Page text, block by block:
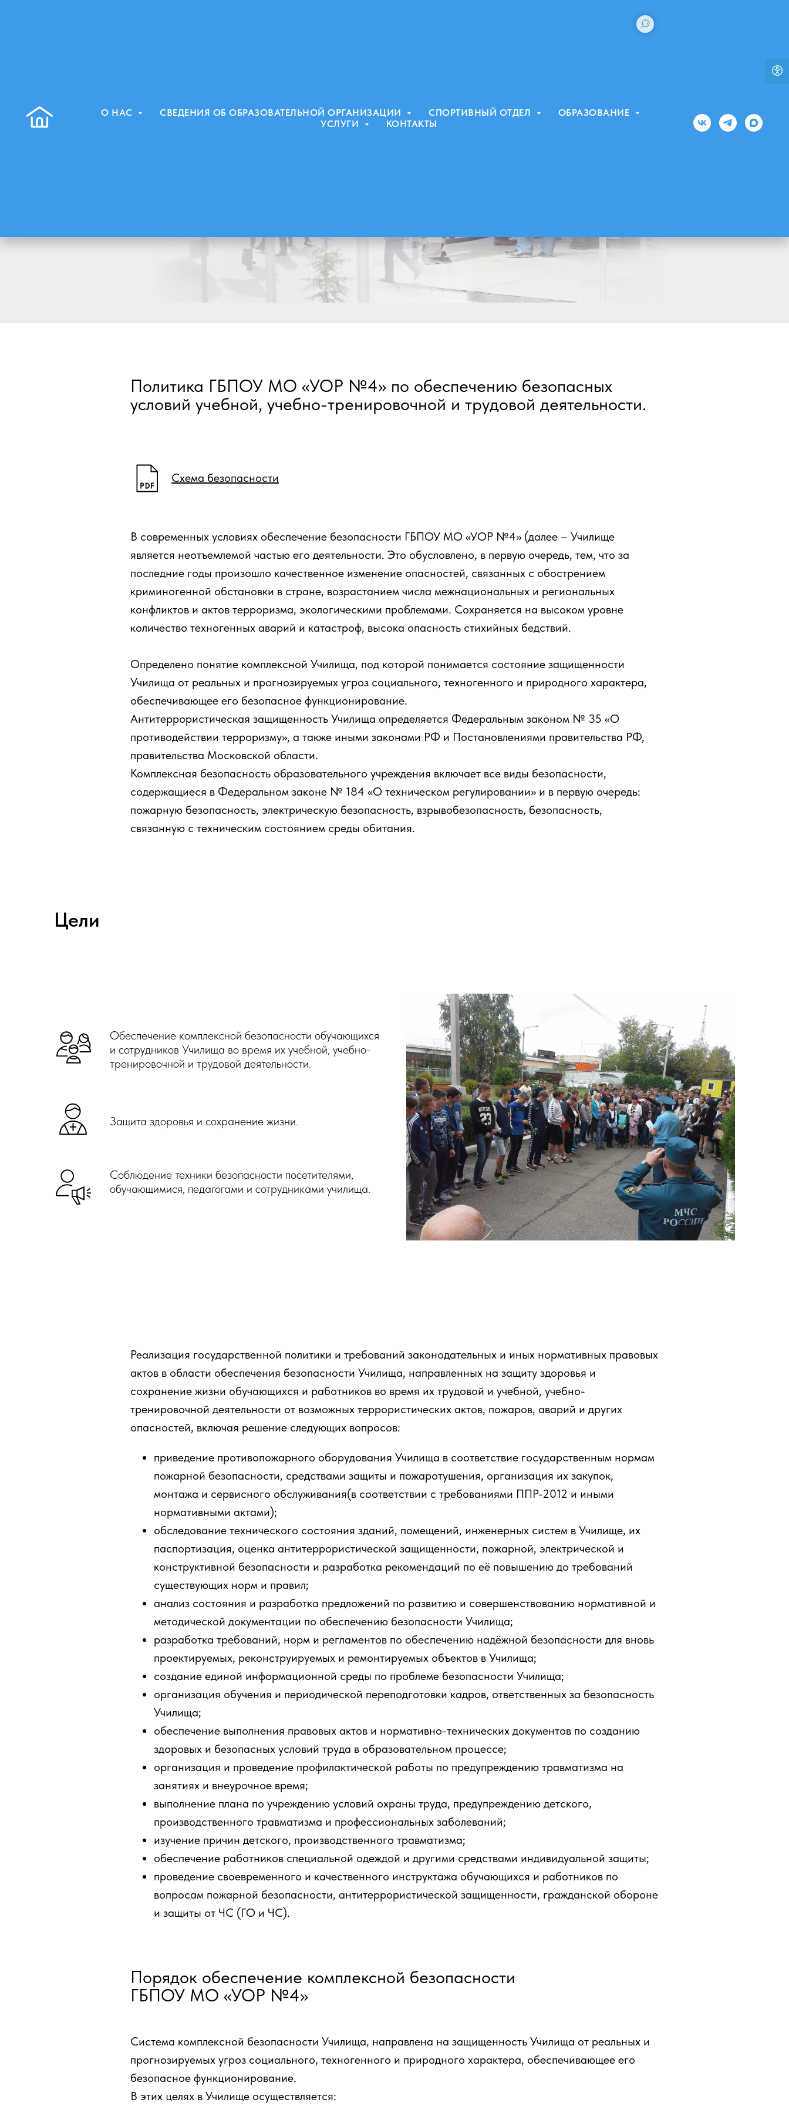
О НАС СВЕДЕНИЯ ОБ ОБРАЗОВАТЕЛЬНОЙ ОРГАНИЗАЦИИ СПОРТИВНЫЙ ОТДЕЛ
ОБРАЗОВАНИЕ
УСЛУГИ
КОНТАКТЫ
Политика
Схема безопасности
Политика ГБПОУ МО «УОР №4» по обеспечению безопасных
условий учебной, учебно-тренировочной и трудовой деятельности.
В современных условиях обеспечение безопасности ГБПОУ МО «УОР №4» (далее – Училище
является неотъемлемой частью его деятельности. Это обусловлено, в первую очередь, тем, что за
последние годы произошло качественное изменение опасностей, связанных с обострением
криминогенной обстановки в стране, возрастанием числа межнациональных и региональных
конфликтов и актов терроризма, экологическими проблемами. Сохраняется на высоком уровне
количество техногенных аварий и катастроф, высока опасность стихийных бедствий.
Определено понятие комплексной Училища, под которой понимается состояние защищенности
Училища от реальных и прогнозируемых угроз социального, техногенного и природного характера,
обеспечивающее его безопасное функционирование.
Антитеррористическая защищенность Училища определяется Федеральным законом № 35 «О
противодействии терроризму», а также иными законами РФ и Постановлениями правительства РФ,
правительства Московской области.
Комплексная безопасность образовательного учреждения включает все виды безопасности,
содержащиеся в Федеральном законе № 184 «О техническом регулировании» и в первую очередь:
пожарную безопасность, электрическую безопасность, взрывобезопасность, безопасность,
связанную с техническим состоянием среды обитания.
Цели
Обеспечение комплексной безопасности обучающихся
и сотрудников Училища во время их учебной, учебно-
тренировочной и трудовой деятельности.
Защита здоровья и сохранение жизни.
Соблюдение техники безопасности посетителями,
обучающимися, педагогами и сотрудниками училища.
Порядок обеспечение комплексной безопасности
ГБПОУ МО «УОР №4»
Реализация государственной политики и требований законодательных и иных нормативных правовых
актов в области обеспечения безопасности Училища, направленных на защиту здоровья и
сохранение жизни обучающихся и работников во время их трудовой и учебной, учебно-
тренировочной деятельности от возможных террористических актов, пожаров, аварий и других
опасностей, включая решение следующих вопросов:
приведение противопожарного оборудования Училища в соответствие государственным нормам
пожарной безопасности, средствами защиты и пожаротушения, организация их закупок,
монтажа и сервисного обслуживания(в соответствии с требованиями ППР-2012 и иными
нормативными актами);
обследование технического состояния зданий, помещений, инженерных систем в Училище, их
паспортизация, оценка антитеррористической защищенности, пожарной, электрической и
конструктивной безопасности и разработка рекомендаций по её повышению до требований
существующих норм и правил;
анализ состояния и разработка предложений по развитию и совершенствованию нормативной и
методической документации по обеспечению безопасности Училища;
разработка требований, норм и регламентов по обеспечению надёжной безопасности для вновь
проектируемых, реконструируемых и ремонтируемых объектов в Училища;
создание единой информационной среды по проблеме безопасности Училища;
организация обучения и периодической переподготовки кадров, ответственных за безопасность
Училища;
обеспечение выполнения правовых актов и нормативно-технических документов по созданию
здоровых и безопасных условий труда в образовательном процессе;
организация и проведение профилактической работы по предупреждению травматизма на
занятиях и внеурочное время;
выполнение плана по учреждению условий охраны труда, предупреждению детского,
производственного травматизма и профессиональных заболеваний;
изучение причин детского, производственного травматизма;
обеспечение работников специальной одеждой и другими средствами индивидуальной защиты;
проведение своевременного и качественного инструктажа обучающихся и работников по
вопросам пожарной безопасности, антитеррористической защищенности, гражданской обороне
и защиты от ЧС (ГО и ЧС).
Система комплексной безопасности Училища, направлена на защищенность Училища от реальных и
прогнозируемых угроз социального, техногенного и природного характера, обеспечивающее его
безопасное функционирование.
В этих целях в Училище осуществляется: